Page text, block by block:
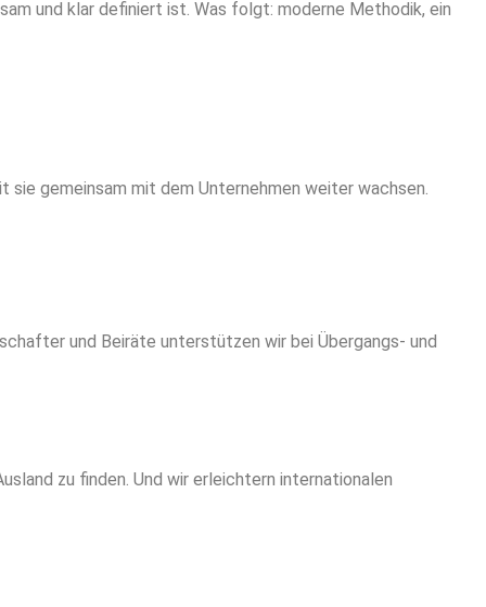
und klar definiert ist. Was folgt: moderne Methodik, ein
gemeinsam mit dem Unternehmen weiter wachsen.
und Beiräte unterstützen wir bei Übergangs- und
zu finden. Und wir erleichtern internationalen